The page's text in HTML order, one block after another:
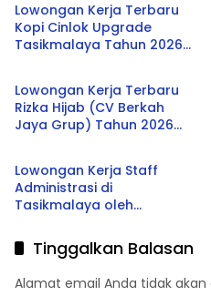
Lowongan Kerja Terbaru
Kopi Cinlok Upgrade
Tasikmalaya Tahun 2026
LOWONGAN KERJA
Lowongan Kerja Terbaru
Rizka Hijab (CV Berkah
Jaya Grup) Tahun 2026
Tasikmalaya
Lowongan Kerja Staff
Administrasi di
Tasikmalaya oleh
Tinggalkan Balasan
Alamat email Anda tidak akan